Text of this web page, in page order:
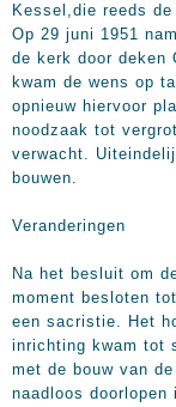
Kessel,die reeds
Op 29 juni 1951
de kerk door deken
kwam de wens op
opnieuw hiervoor
noodzaak tot
verwacht.
bouwen.
Veranderingen
Na het besluit om
moment besloten
een sacristie. Het
inrichting kwam tot
met de bouw van
naadloos